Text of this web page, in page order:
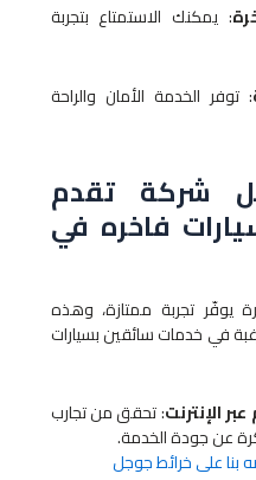
: يمكنك الاستمتاع بتجربة
: توفر الخدمة الأمان والراحة
شركة تقدم
فاخره في
تجربة ممتازة، وهذه
في خدمات سائقين بسيارات
الإنترنت: تحقق من تجارب
عن جودة الخدمة.
بنا على خرائط جوجل